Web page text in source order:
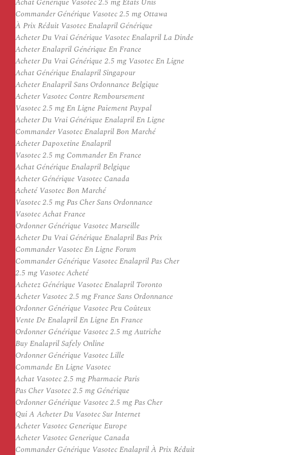
Commander Générique Vasotec 2.5 mg Ottawa
À Prix Réduit Vasotec Enalapril Générique
Acheter Du Vrai Générique Vasotec Enalapril La Dinde
Acheter Enalapril Générique En France
Acheter Du Vrai Générique 2.5 mg Vasotec En Ligne
Achat Générique Enalapril Singapour
Acheter Enalapril Sans Ordonnance Belgique
Acheter Vasotec Contre Remboursement
Vasotec 2.5 mg En Ligne Paiement Paypal
Acheter Du Vrai Générique Enalapril En Ligne
Commander Vasotec Enalapril Bon Marché
Acheter Dapoxetine Enalapril
Vasotec 2.5 mg Commander En France
Achat Générique Enalapril Belgique
Acheter Générique Vasotec Canada
Acheté Vasotec Bon Marché
Vasotec 2.5 mg Pas Cher Sans Ordonnance
Vasotec Achat France
Ordonner Générique Vasotec Marseille
Acheter Du Vrai Générique Enalapril Bas Prix
Commander Vasotec En Ligne Forum
Commander Générique Vasotec Enalapril Pas Cher
2.5 mg Vasotec Acheté
Achetez Générique Vasotec Enalapril Toronto
Acheter Vasotec 2.5 mg France Sans Ordonnance
Ordonner Générique Vasotec Peu Coûteux
Vente De Enalapril En Ligne En France
Ordonner Générique Vasotec 2.5 mg Autriche
Buy Enalapril Safely Online
Ordonner Générique Vasotec Lille
Commande En Ligne Vasotec
Achat Vasotec 2.5 mg Pharmacie Paris
Pas Cher Vasotec 2.5 mg Générique
Ordonner Générique Vasotec 2.5 mg Pas Cher
Qui A Acheter Du Vasotec Sur Internet
Acheter Vasotec Generique Europe
Acheter Vasotec Generique Canada
Commander Générique Vasotec Enalapril À Prix Réduit